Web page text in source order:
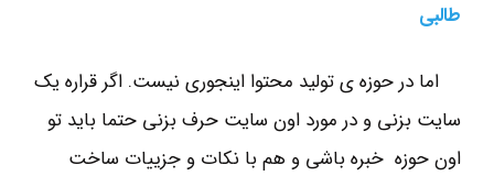
طالبی
اما در حوزه ی تولید محتوا اینجوری نیست. اگر قراره یک
سایت بزنی و در مورد اون سایت حرف بزنی حتما باید تو
اون حوزه خبره باشی و هم با نکات و جزییات ساخت